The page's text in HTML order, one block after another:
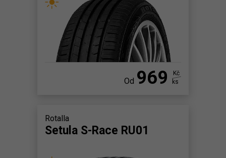
Od 969
Kč
ks
Rotalla
Setula S-Race RU01